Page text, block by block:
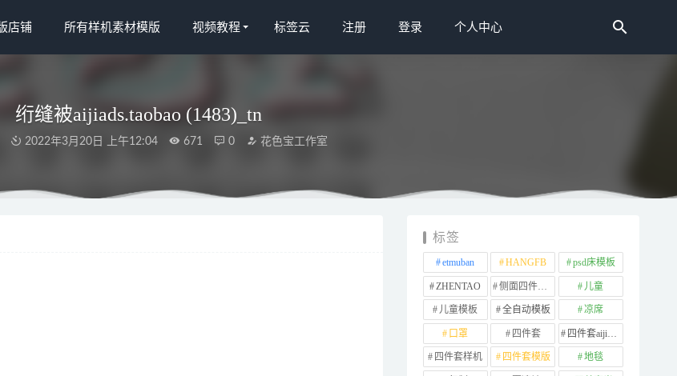
店铺 所有样机素材模版 视频教程 标签云 注册 登录 个人中心
绗缝被aijiads.taobao (1483)_tn
2022年3月20日 上午12:04 671 0 花色宝工作室
标签
etmuban HANGFB psd床模板
ZHENTAO 侧面四件套样机 儿童
儿童模板 全自动模板 凉席
口罩 四件套 四件套aijiads.taobao (1639)
四件套样机 四件套模版 地毯